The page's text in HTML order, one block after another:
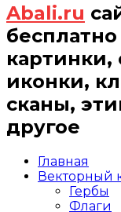
Abali.ru
картинки,
иконки,
сканы,
другое
Главная
Векторный
Гербы
Флаги